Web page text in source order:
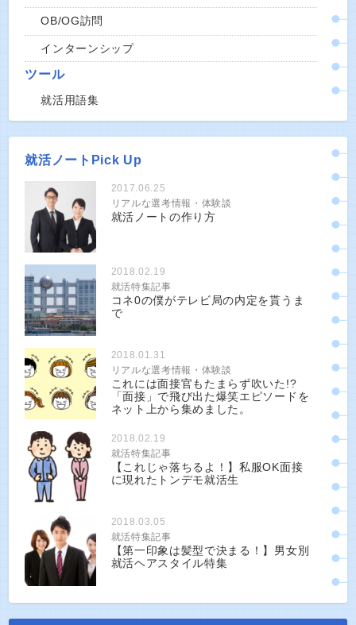
OB/OG訪問
インターンシップ
ツール
就活用語集
就活ノートPick Up
2017.06.25
リアルな選考情報・体験談
就活ノートの作り方
2018.02.19
就活特集記事
コネ0の僕がテレビ局の内定を貰うま
で
2018.01.31
リアルな選考情報・体験談
これには面接官もたまらず吹いた!?
「面接」で飛び出た爆笑エピソードを
ネット上から集めました。
2018.02.19
就活特集記事
【これじゃ落ちるよ！】私服OK面接
に現れたトンデモ就活生
2018.03.05
就活特集記事
【第一印象は髪型で決まる！】男女別
就活ヘアスタイル特集